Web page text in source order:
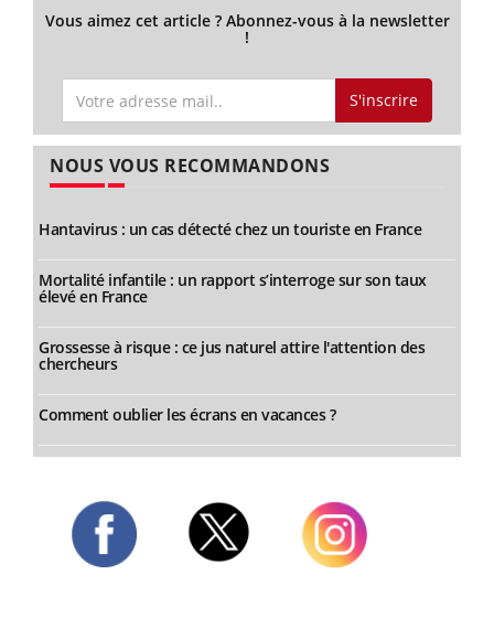
Vous aimez cet article ? Abonnez-vous à la newsletter
!
S'inscrire
NOUS VOUS RECOMMANDONS
Hantavirus : un cas détecté chez un touriste en France
Mortalité infantile : un rapport s’interroge sur son taux
élevé en France
Grossesse à risque : ce jus naturel attire l'attention des
chercheurs
Comment oublier les écrans en vacances ?